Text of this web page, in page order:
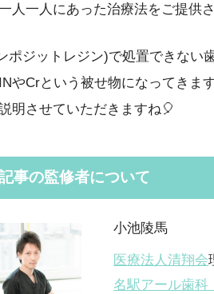
人一人にあった治療法をご提供
ポジットレジン)で処置できない
やCrという被せ物になってきます
明させていただきますね🎈
事の監修者について
小池陵馬
医療法人清翔会
名駅アール歯科